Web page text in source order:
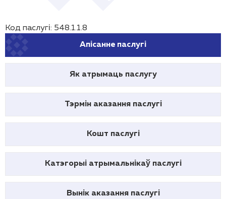
Код паслугі: 548.1.1.8
Апісанне паслугі
Як атрымаць паслугу
Тэрмін аказання паслугі
Кошт паслугі
Катэгорыі атрымальнікаў паслугі
Вынік аказання паслугі